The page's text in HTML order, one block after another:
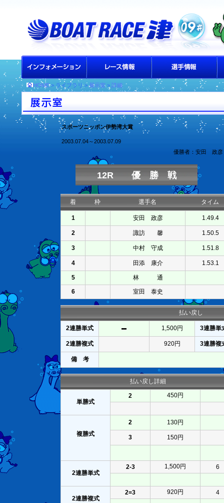
HOME> ライブラリ >展示室> 詳細
スポーツニッポン伊勢湾大賞
2003.07.04～2003.07.09
優勝者：安田 政彦
12R 優 勝 戦
着 枠 選手名 タイム
1 安田 政彦 1.49.4
2 諏訪 馨 1.50.5
3 中村 守成 1.51.8
4 田添 康介 1.53.1
5
林 通
6
室田 泰史
払い戻し
2連勝単式 1,500円 3連勝単
2連勝複式 920円 3連勝複
備 考
払い戻し詳細
単勝式
2 450円
複勝式
2 130円
3 150円
2連勝単式
2-3 1,500円 6
2連勝複式
2=3 920円 4